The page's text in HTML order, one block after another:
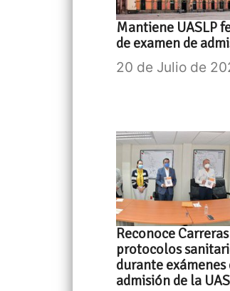
Mantiene UASLP
de examen de
20 de Julio de
Reconoce Carreras
protocolos
durante exámenes
admisión de la